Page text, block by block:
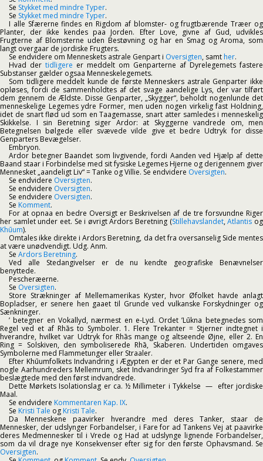
Se Stykket med mindre Typer.
Se Stykket med mindre Typer.
I alle Sfærerne findes en Rigdom af blomster- og frugtbærende Træer og
Planter, der ikke kendes paa Jorden. Efter Love, givne af Gud, udvikles
Frugterne af Blomsterne uden Bestøvning og har en Smag og Aroma, som
langt overgaar de jordiske Frugters.
Se endvidere om Menneskets astrale Genpart i Oversigten, samt her.
Hvad der tidligere er meddelt om Genparterne af Dyrelegemets fastere
Substanser gælder ogsaa Menneskelegemets.
Som tidligere meddelt kunde de første Menneskers astrale Genparter ikke
opløses, fordi de sammenholdtes af det svage aandelige Lys, der var tilført
dem gennem de Ældste. Disse Genparter, „Skygger“, beholdt nogenlunde det
menneskelige Legemes ydre Former, men uden nogen virkelig fast Holdning,
idet de snart flød ud som en Taagemasse, snart atter samledes i menneskelig
Skikkelse. I sin Beretning siger Ardor: at Skyggerne vandrede om, men
Betegnelsen bølgede eller svævede vilde give et bedre Udtryk for disse
Genparters Bevægelser.
Embryon.
Ardor betegner Baandet som livgivende, fordi Aanden ved Hjælp af dette
Baand staar i Forbindelse med sit fysiske Legemes Hjerne og derigennem giver
Mennesket „aandeligt Liv“ = Tanke og Villie. Se endvidere Oversigten.
Se endvidere Oversigten.
Se endvidere Oversigten.
Se endvidere Oversigten.
Se Komment.
For at opnaa en bedre Oversigt er Beskrivelsen af de tre forsvundne Riger
her samlet under eet. Se i øvrigt Ardors Beretning (Stillehavslandet,Atlantis og
Khūum).
Omtales ikke direkte i Ardors Beretning, da det fra oversanselig Side mentes
at være unødvendigt. Udg. Anm.
Se Ardors Beretning.
Ved alle Stedangivelser er de nu kendte geografiske Benævnelser
benyttede.
Pescheræerne.
Se Oversigten.
Store Strækninger af Mellemamerikas Kyster, hvor Øfolket havde anlagt
Bopladser, er senere hen gaaet til Grunde ved vulkanske Forskydninger og
Sænkninger.
’ betegner en Vokallyd, nærmest en e-Lyd. Ordet ’Lūkna betegnedes som
Regel ved et af Rhās to Symboler. 1. Flere Trekanter = Stjerner indtegnet i
hverandre, hvilket var Udtryk for Rhās mange og altseende Øjne, eller 2. En
Ring = Solskiven, den symboliserede Rhā, Skaberen. Undertiden omgaves
Symbolerne med Flammetunger eller Straaler.
Efter Khūumfolkets Indvandring i Ægypten er der et Par Gange senere, med
nogle Aarhundreders Mellemrum, sket Indvandringer Syd fra af Folkestammer
beslægtede med den først indvandrede.
Dette Mørkets Isolationslag er ca. ½ Millimeter i Tykkelse — efter jordiske
Maal.
Se endvidere Kommentaren Kap. IX.
Se Kristi Tale og Kristi Tale.
Da Menneskene paavirker hverandre med deres Tanker, staar de
Mennesker, der udslynger Forbandelser, i Fare for ad Tankens Vej at paavirke
deres Medmennesker til i Vrede og Had at udslynge lignende Forbandelser,
som da vil drage nye Konsekvenser efter sig for den første Ophavsmand. Se
Oversigten.